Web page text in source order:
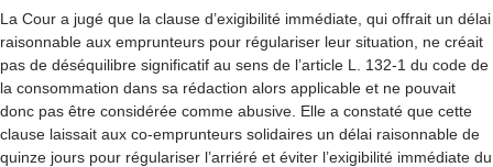
La Cour a jugé que la clause d’exigibilité immédiate, qui offrait un délai
raisonnable aux emprunteurs pour régulariser leur situation, ne créait
pas de déséquilibre significatif au sens de l’article L. 132-1 du code de
la consommation dans sa rédaction alors applicable et ne pouvait
donc pas être considérée comme abusive. Elle a constaté que cette
clause laissait aux co-emprunteurs solidaires un délai raisonnable de
quinze jours pour régulariser l’arriéré et éviter l’exigibilité immédiate du